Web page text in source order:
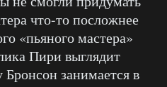
что-то посложнее
«пьяного мастера»
Пири выглядит
занимается в